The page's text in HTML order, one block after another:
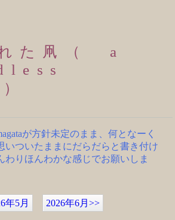
た凧（ a
が方針未定のまま、何となーく
いついたままにだらだらと書き付け
わりほんわかな感じでお願いしま
年5月 2026年6月>>